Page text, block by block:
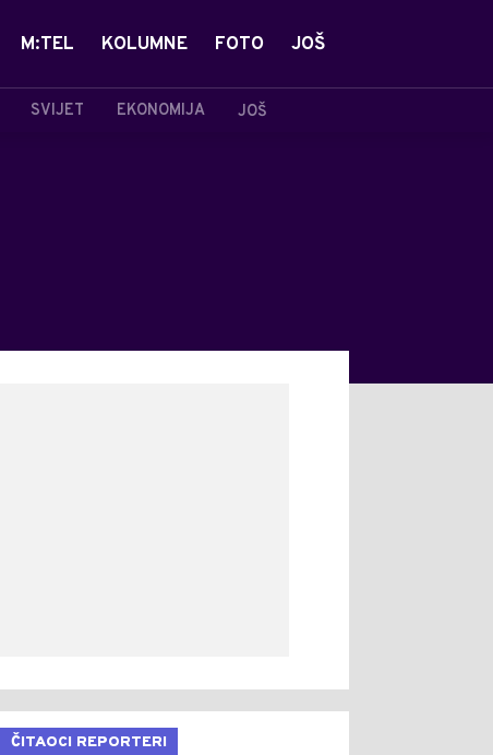
SVIJET EKONOMIJA JOŠ
M:TEL KOLUMNE FOTO JOŠ
ČITAOCI REPORTERI